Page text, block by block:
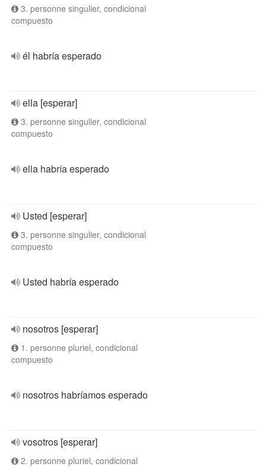
3. personne singulier, condicional
compuesto
él habría esperado
ella [esperar]
3. personne singulier, condicional
compuesto
ella habría esperado
Usted [esperar]
3. personne singulier, condicional
compuesto
Usted habría esperado
nosotros [esperar]
1. personne pluriel, condicional
compuesto
nosotros habríamos esperado
vosotros [esperar]
2. personne pluriel, condicional